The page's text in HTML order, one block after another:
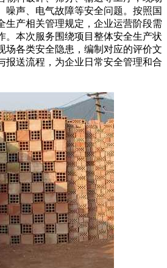
噪声、电气故障等安全问题。按照国
生产相关管理规定，企业运营阶段需
。本次服务围绕项目整体安全生产状
场各类安全隐患，编制对应的评价文
报送流程，为企业日常安全管理和合